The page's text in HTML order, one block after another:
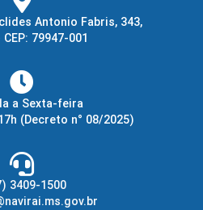
Antonio Fabris, 343,
79947-001
a Sexta-feira
(Decreto n° 08/2025)
3409-1500